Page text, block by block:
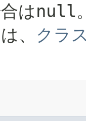
はnull
、 クラ